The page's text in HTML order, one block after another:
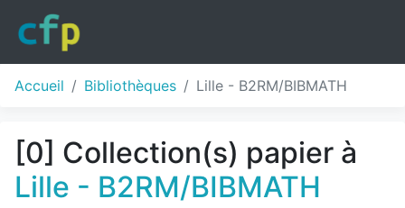
Accueil Bibliothèques Lille - B2RM/BIBMATH
[0] Collection(s) papier à
Lille - B2RM/BIBMATH